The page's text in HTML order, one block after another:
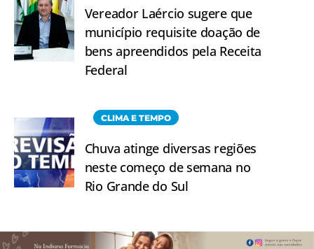
Vereador Laércio sugere que
município requisite doação de
bens apreendidos pela Receita
Federal
CLIMA E TEMPO
Chuva atinge diversas regiões
neste começo de semana no
Rio Grande do Sul